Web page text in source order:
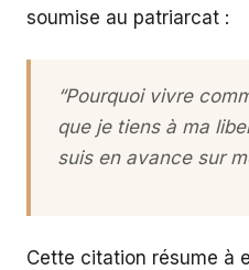
soumise au patriarcat :
“Pourquoi vivre
que je tiens à ma
suis en avance sur
Cette citation résume à